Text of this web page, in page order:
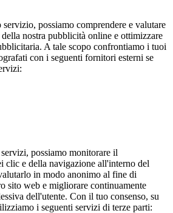
servizio, possiamo comprendere e valutare
nostra pubblicità online e ottimizzare
A tale scopo confrontiamo i tuoi
con i seguenti fornitori esterni se
possiamo monitorare il
clic e della navigazione all'interno del
in modo anonimo al fine di
sito web e migliorare continuamente
dell'utente. Con il tuo consenso, su
i seguenti servizi di terze parti: